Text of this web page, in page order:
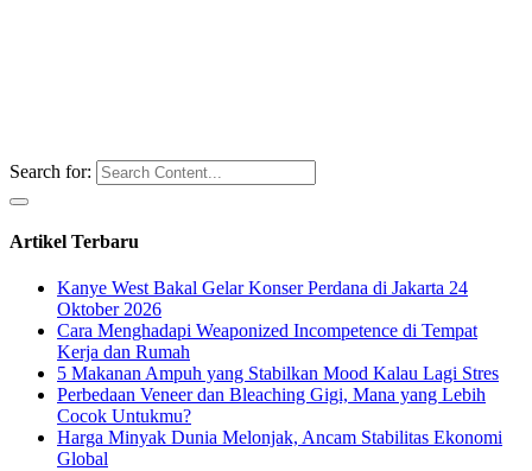
Search for:
Artikel Terbaru
Kanye West Bakal Gelar Konser Perdana di Jakarta 24
Oktober 2026
Cara Menghadapi Weaponized Incompetence di Tempat
Kerja dan Rumah
5 Makanan Ampuh yang Stabilkan Mood Kalau Lagi Stres
Perbedaan Veneer dan Bleaching Gigi, Mana yang Lebih
Cocok Untukmu?
Harga Minyak Dunia Melonjak, Ancam Stabilitas Ekonomi
Global